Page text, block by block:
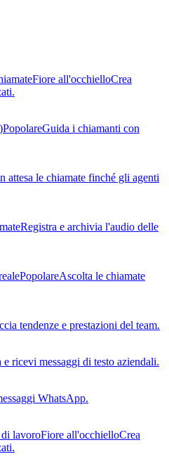
Fiore all'occhielloCrea
PopolareGuida i chiamanti con
attesa le chiamate finché gli agenti
Registra e archivia l'audio delle
PopolareAscolta le chiamate
tendenze e prestazioni del team.
e ricevi messaggi di testo aziendali.
WhatsApp.
lavoroFiore all'occhielloCrea